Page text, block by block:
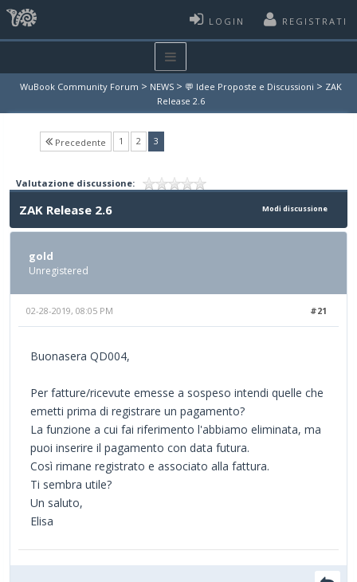
LOGIN REGISTRATI
WuBook Community Forum > NEWS > 💬 Idee Proposte e Discussioni > ZAK
Release 2.6
Precedente 1 2 3(current)
Valutazione discussione:
Modi discussione
ZAK Release 2.6
gold
Unregistered
#21
02-28-2019, 08:05 PM
Buonasera QD004,
Per fatture/ricevute emesse a sospeso intendi quelle che
emetti prima di registrare un pagamento?
La funzione a cui fai riferimento l'abbiamo eliminata, ma
puoi inserire il pagamento con data futura.
Così rimane registrato e associato alla fattura.
Ti sembra utile?
Un saluto,
Elisa